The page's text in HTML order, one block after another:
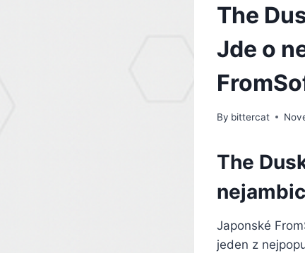
The
Jde o
By bittercat
The
Japonské
jeden z